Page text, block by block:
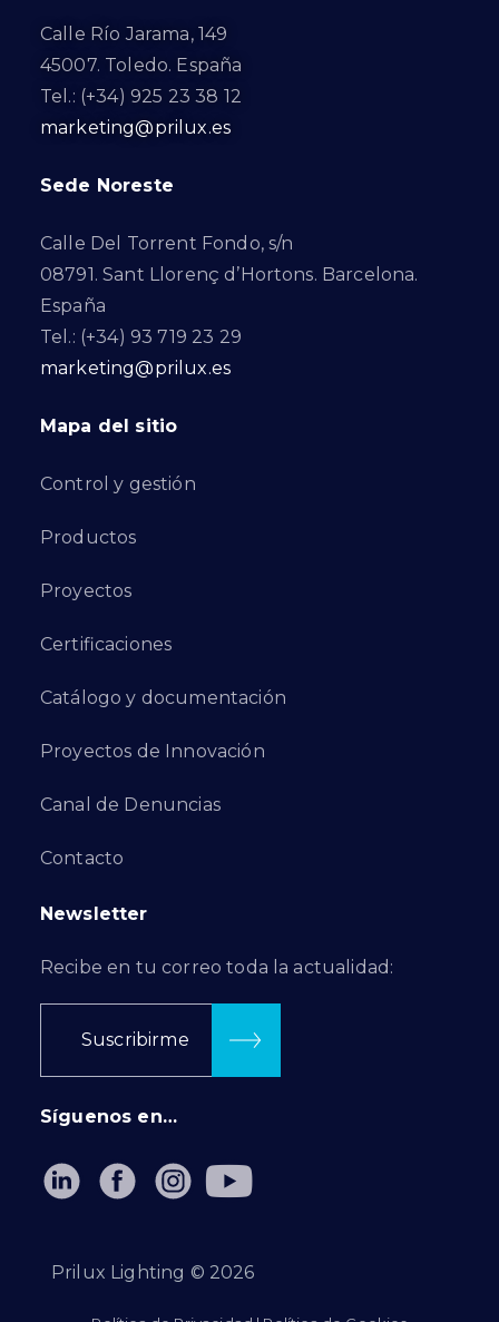
Calle Río Jarama, 149
45007. Toledo. España
Tel.: (+34) 925 23 38 12
marketing@prilux.es
Sede Noreste
Calle Del Torrent Fondo, s/n
08791. Sant Llorenç d’Hortons. Barcelona.
España
Tel.: (+34) 93 719 23 29
marketing@prilux.es
Mapa del sitio
Control y gestión
Productos
Proyectos
Certificaciones
Catálogo y documentación
Proyectos de Innovación
Canal de Denuncias
Contacto
Newsletter
Recibe en tu correo toda la actualidad:
Suscribirme
Síguenos en…
Prilux Lighting © 2026